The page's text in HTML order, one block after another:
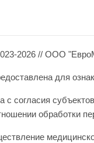
2026 // ООО
для
согласия
обработки